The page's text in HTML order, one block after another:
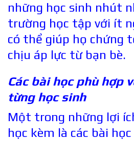
những học sinh nhút
trường học tập với ít
có thể giúp họ chứng
chịu áp lực từ bạn bè.
Các bài học phù hợp
từng học sinh
Một trong những lợi
học kèm là các bài